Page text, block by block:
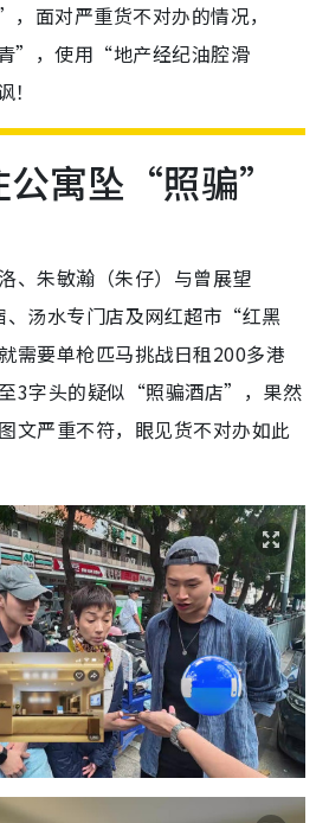
面对严重货不对办的情况，
”，使用“地产经纪油腔滑
公寓坠“照骗”
、朱敏瀚（朱仔）与曾展望
、汤水专门店及网红超市“红黑
需要单枪匹马挑战日租200多港
3字头的疑似“照骗酒店”，果然
文严重不符，眼见货不对办如此